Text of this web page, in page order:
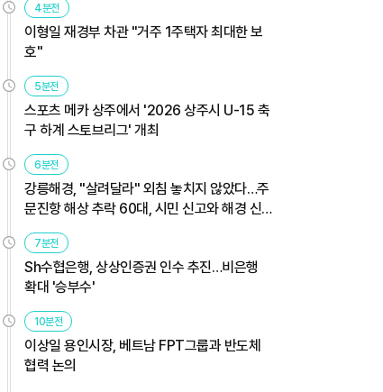
4분전
이형일 재경부 차관 "거주 1주택자 최대한 보
호"
5분전
스포츠 메카 상주에서 '2026 상주시 U-15 축
구 하계 스토브리그' 개최
6분전
강릉해경, "살려달라" 외침 놓치지 않았다…주
문진항 해상 추락 60대, 시민 신고와 해경 신
속 대응으로 무사 구조
7분전
Sh수협은행, 상상인증권 인수 추진…비은행
확대 '승부수'
10분전
이상일 용인시장, 베트남 FPT그룹과 반도체
협력 논의